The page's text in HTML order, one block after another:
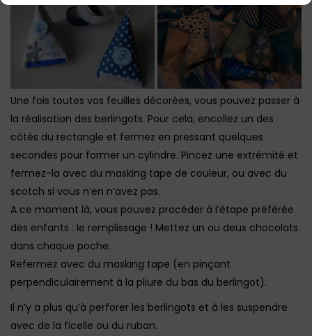
Une fois toutes vos feuilles décorées, vous pouvez passer à
la réalisation des berlingots. Pour cela, encollez un des
côtés du rectangle et fermez en pressant quelques
secondes pour former un cylindre. Pincez une extrémité et
fermez-la avec du masking tape de couleur, ou avec du
scotch si vous n’en n’avez pas.
A ce moment là, vous pouvez procéder à l’étape préférée
des enfants : le remplissage ! Mettez un ou deux chocolats
dans chaque poche.
Refermez avec du masking tape (en pinçant
perpendiculairement à la pliure du bas du berlingot).
Il n’y a plus qu’à perforer les berlingots et à les suspendre
avec de la ficelle ou du ruban.